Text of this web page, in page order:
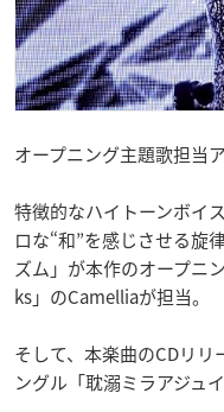
オープニング主題歌担当
特徴的なハイトーンボイ
ロな“和”を感じさせる旋
ズム」が本作のオープニ
ks」のCamelliaが担当。
そして、本楽曲のCDリ
ングル「耽溺ミラアジュ